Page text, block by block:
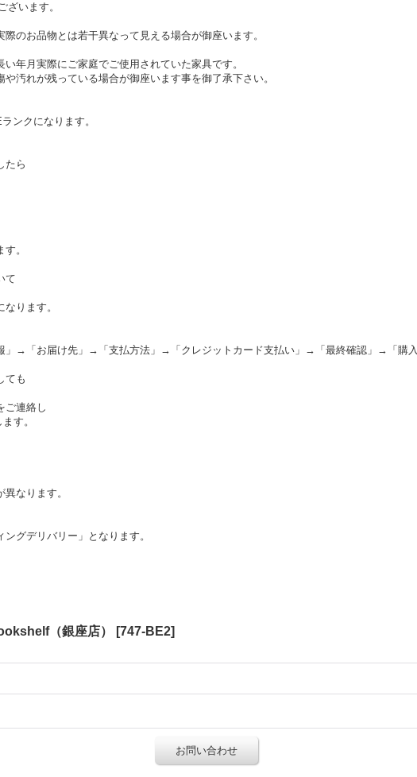
ざいます。
のお品物とは若干異なって見える場合が御座います。
年月実際にご家庭でご使用されていた家具です。
汚れが残っている場合が御座います事を御了承下さい。
ンクになります。
たら
。
て
ります。
」→「お届け先」→「支払方法」→「クレジットカード支払い」→「最終確認」→「購入
ても
ご連絡し
す。
なります。
グデリバリー」となります。
（銀座店） [747-BE2]
お問い合わせ